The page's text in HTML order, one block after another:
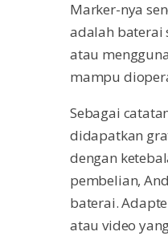
Marker-nya
adalah baterai
atau
mampu
Sebagai
didapatkan
dengan
pembelian,
baterai.
atau video